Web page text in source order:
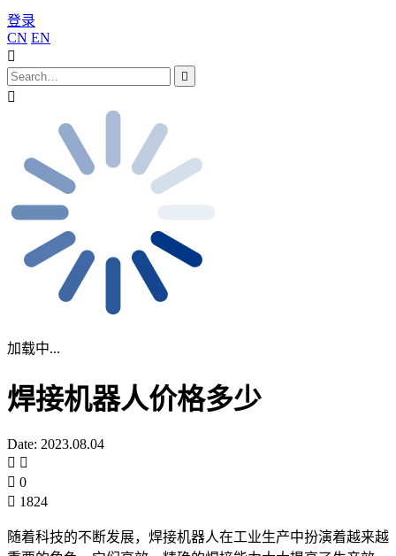
登录
CN EN
加载中...
焊接机器人价格多少
Date: 2023.08.04
0
1824
随着科技的不断发展，焊接机器人在工业生产中扮演着越来越